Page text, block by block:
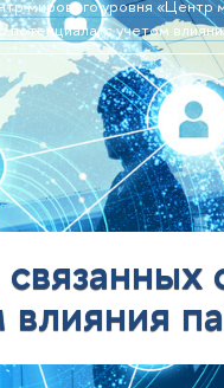
мирового уровня «Центр
потенциала, с учетом
влияния